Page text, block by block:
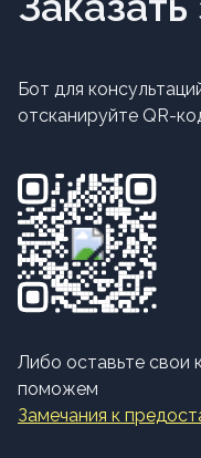
Бот для
отсканируйте QR-
Либо оставьте свои
поможем
Замечания к